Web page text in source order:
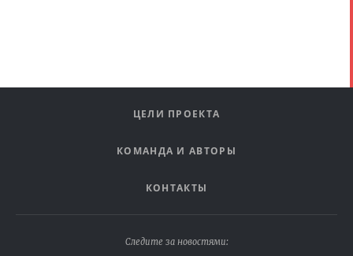
ЦЕЛИ ПРОЕКТА
КОМАНДА И АВТОРЫ
КОНТАКТЫ
Следите за новостями: